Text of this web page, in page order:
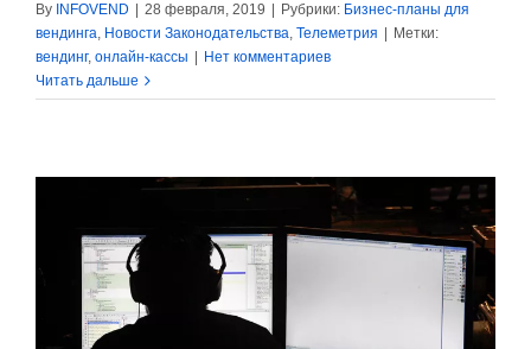
By INFOVEND 28 февраля, 2019 Рубрики: Бизнес-планы для
вендинга, Новости Законодательства, Телеметрия
Метки:
вендинг, онлайн-кассы
Нет комментариев
Читать дальше